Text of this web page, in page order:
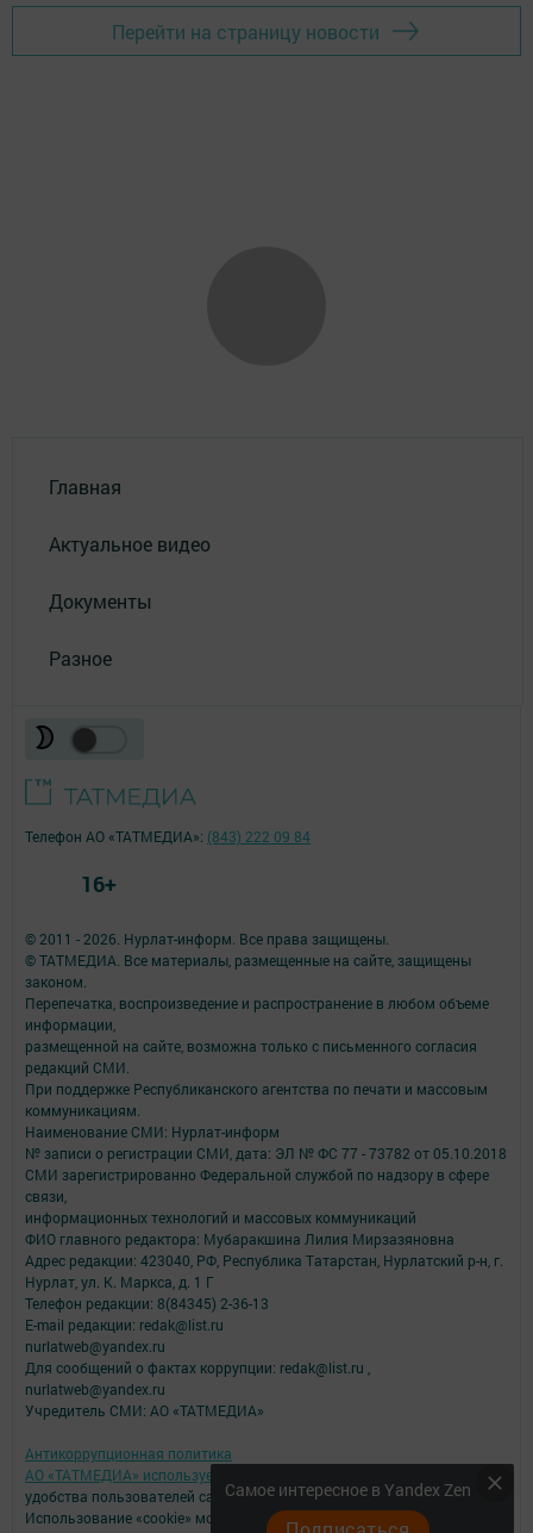
Перейти на страницу новости
Главная
Актуальное видео
Документы
Разное
Самое интересное в Yandex Zen
© 2011 - 2026. Нурлат-⁠информ. Все права защищены.
© ТАТМЕДИА. Все материалы, размещенные на сайте, защищены
законом.
Перепечатка, воспроизведение и распространение в любом объеме
информации,
размещенной на сайте, возможна только с письменного согласия
редакций СМИ.
При поддержке Республиканского агентства по печати и массовым
коммуникациям.
Наименование СМИ: Нурлат-⁠информ
№ записи о регистрации СМИ, дата: ЭЛ № ФС 77 -⁠ 73782 от 05.10.2018
СМИ зарегистрированно Федеральной службой по надзору в сфере
связи,
информационных технологий и массовых коммуникаций
ФИО главного редактора: Мубаракшина Лилия Мирзазяновна
Адрес редакции: 423040, РФ, Республика Татарстан, Нурлатский р-н, г.
Нурлат, ул. К. Маркса, д. 1 Г
Телефон редакции: 8(84345) 2-36-13
E-mail редакции: redak@list.ru
nurlatweb@yandex.ru
Для сообщений о фактах коррупции: redak@list.ru ,
nurlatweb@yandex.ru
Учредитель СМИ: АО «ТАТМЕДИА»
Антикоррупционная политика
АО «ТАТМЕДИА» использует «cookie»
для персонализации сервисов и
удобства пользователей сайтом.
Использование «cookie» можно отменить в настройках браузера.
Телефон АО «ТАТМЕДИА»: (843) 222 09 84
16+